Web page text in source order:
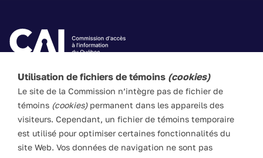
Utilisation de fichiers de témoins (cookies)
Le site de la Commission n’intègre pas de fichier de
témoins (cookies)permanent dans les appareils des
visiteurs. Cependant, un fichier de témoins temporaire
est utilisé pour optimiser certaines fonctionnalités du
site Web. Vos données de navigation ne sont pas
Les textes de ce site Web visent à vulgariser les lois
applicables. Ils n’ont pas force de loi. En cas de divergence
entre l’information du site et les textes législatifs, ces
derniers prévalent en toute circonstance.